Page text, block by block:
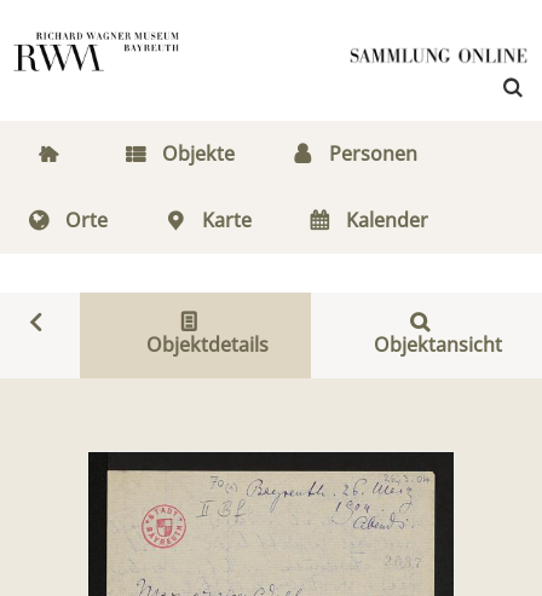
Objekte Personen
Orte Karte Kalender
Objektdetails Objektansicht